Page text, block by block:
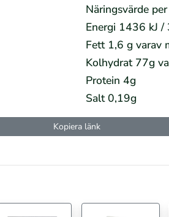
Näringsvärde
Energi 1436 kJ /
Fett 1,6 g varav
Kolhydrat 77g
Protein 4g
Salt 0,19g
Kopiera länk